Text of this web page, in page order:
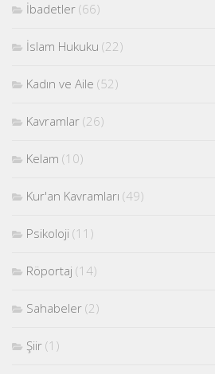
İbadetler (66)
İslam Hukuku (22)
Kadın ve Aile (52)
Kavramlar (26)
Kelam (10)
Kur'an Kavramları (49)
Psikoloji (11)
Röportaj (14)
Sahabeler (2)
Şiir (1)